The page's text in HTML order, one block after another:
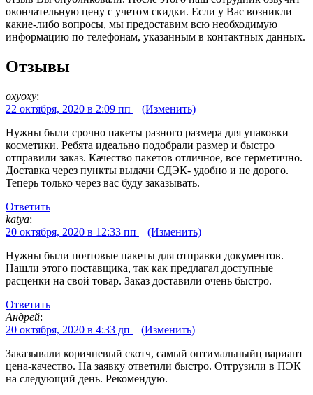
окончательную цену с учетом скидки. Если у Вас возникли
какие-либо вопросы, мы предоставим всю необходимую
информацию по телефонам, указанным в контактных данных.
Отзывы
oxyoxy:
22 октября, 2020 в 2:09 пп
(Изменить)
Нужны были срочно пакеты разного размера для упаковки
косметики. Ребята идеально подобрали размер и быстро
отправили заказ. Качество пакетов отличное, все герметично.
Доставка через пункты выдачи СДЭК- удобно и не дорого.
Теперь только через вас буду заказывать.
Ответить
katya:
20 октября, 2020 в 12:33 пп
(Изменить)
Нужны были почтовые пакеты для отправки документов.
Нашли этого поставщика, так как предлагал доступные
расценки на свой товар. Заказ доставили очень быстро.
Ответить
Андрей:
20 октября, 2020 в 4:33 дп
(Изменить)
Заказывали коричневый скотч, самый оптимальныйц вариант
цена-качество. На заявку ответили быстро. Отгрузили в ПЭК
на следующий день. Рекомендую.